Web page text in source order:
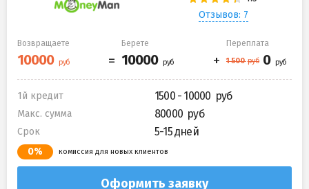
Отзывов: 7
Возвращаете Берете Переплата
1й кредит 1500 - 10000
Макс. сумма 80000
Срок 5-15 дней
0% комиссия для новых клиентов
Оформить заявку